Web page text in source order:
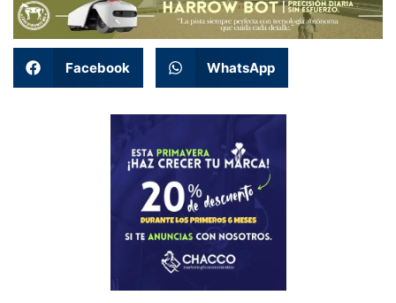
Facebook WhatsApp